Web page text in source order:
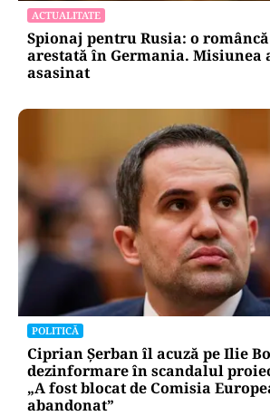
ACTUALITATE
Spionaj pentru Rusia: o româncă
arestată în Germania. Misiunea
asasinat
POLITICĂ
Ciprian Șerban îl acuză pe Ilie
dezinformare în scandalul
„A fost blocat de Comisia
abandonat”